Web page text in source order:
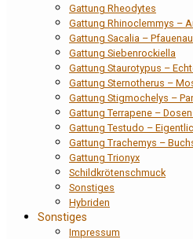
Gattung Rheodytes
Gattung Rhinoclemmys –
Gattung Sacalia –
Gattung Siebenrockiella
Gattung Staurotypus –
Gattung Sternotherus –
Gattung Stigmochelys –
Gattung Terrapene –
Gattung Testudo –
Gattung Trachemys –
Gattung Trionyx
Schildkrötenschmuck
Sonstiges
Hybriden
Sonstiges
Impressum